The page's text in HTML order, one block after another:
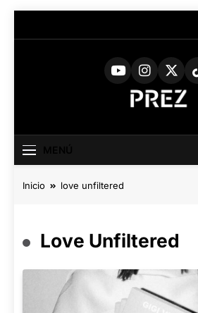
al
Inicio love unfiltered
Love Unfiltered